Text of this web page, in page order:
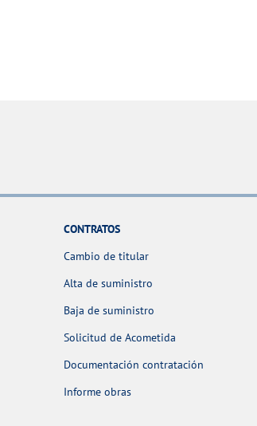
CONTRATOS
Cambio de titular
Alta de suministro
Baja de suministro
Solicitud de Acometida
Documentación contratación
Informe obras